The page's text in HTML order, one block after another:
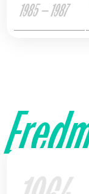
1985 — 1987